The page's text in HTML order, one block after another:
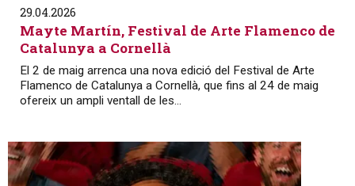
29.04.2026
Mayte Martín, Festival de Arte Flamenco de
Catalunya a Cornellà
El 2 de maig arrenca una nova edició del Festival de Arte
Flamenco de Catalunya a Cornellà, que fins al 24 de maig
ofereix un ampli ventall de les...